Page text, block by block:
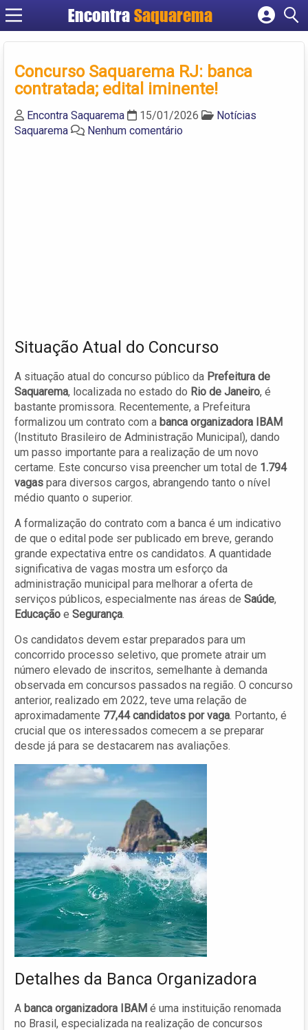
Encontra Saquarema
Cadastrar empresa
Criar conta
Concurso Saquarema RJ: banca
contratada; edital iminente!
Encontra Saquarema 15/01/2026
Notícias
Saquarema
Nenhum comentário
Situação Atual do Concurso
A situação atual do concurso público da Prefeitura de
Saquarema, localizada no estado do Rio de Janeiro, é
bastante promissora. Recentemente, a Prefeitura
formalizou um contrato com a banca organizadora IBAM
(Instituto Brasileiro de Administração Municipal), dando
um passo importante para a realização de um novo
certame. Este concurso visa preencher um total de 1.794
vagas para diversos cargos, abrangendo tanto o nível
médio quanto o superior.
A formalização do contrato com a banca é um indicativo
de que o edital pode ser publicado em breve, gerando
grande expectativa entre os candidatos. A quantidade
significativa de vagas mostra um esforço da
administração municipal para melhorar a oferta de
serviços públicos, especialmente nas áreas de Saúde,
Educação e Segurança.
Os candidatos devem estar preparados para um
concorrido processo seletivo, que promete atrair um
número elevado de inscritos, semelhante à demanda
observada em concursos passados na região. O concurso
anterior, realizado em 2022, teve uma relação de
aproximadamente 77,44 candidatos por vaga. Portanto, é
crucial que os interessados comecem a se preparar
desde já para se destacarem nas avaliações.
Detalhes da Banca Organizadora
A banca organizadora IBAM é uma instituição renomada
no Brasil, especializada na realização de concursos